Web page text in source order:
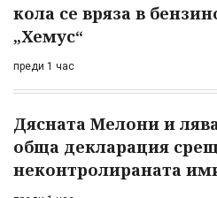
кола се вряза в
„Хемус“
преди 1 час
Дясната Мелони и
обща декларация
неконтролираната